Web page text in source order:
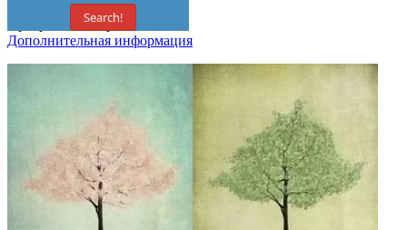
Search!
Программа завершена
Дополнительная информация